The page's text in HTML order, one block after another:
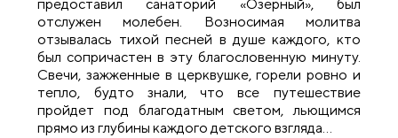
предоставил санаторий «Озерный», был
отслужен молебен. Возносимая молитва
отзывалась тихой песней в душе каждого, кто
был сопричастен в эту благословенную минуту.
Свечи, зажженные в церквушке, горели ровно и
тепло, будто знали, что все путешествие
пройдет под благодатным светом, льющимся
прямо из глубины каждого детского взгляда…